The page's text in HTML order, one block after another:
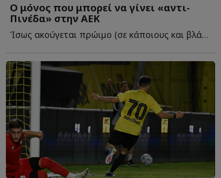
Ο μόνος που μπορεί να γίνει «αντι-
Πινέδα» στην ΑΕΚ
Ίσως ακούγεται πρώιμο (σε κάποιους και βλάσφημο), αλλά ο...